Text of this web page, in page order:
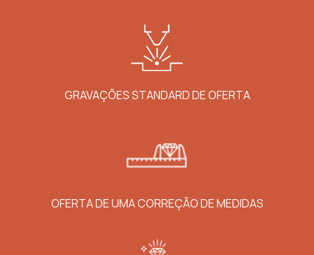
GRAVAÇÕES STANDARD DE OFERTA
OFERTA DE UMA CORREÇÃO DE MEDIDAS